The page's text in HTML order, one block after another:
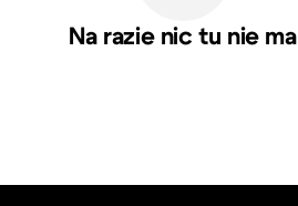
Na razie nic tu nie ma